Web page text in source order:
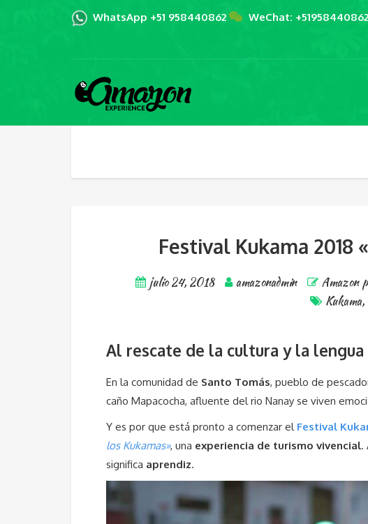
WhatsApp +51 958440862 WeChat: +51958440862
Festival Kukama 2018
julio 24, 2018 amazonadmin Amazon
Kukama,
Al rescate de la cultura y la lengua
En la comunidad de Santo Tomás, pueblo de
caño Mapacocha, afluente del rio Nanay se viven
Y es por que está pronto a comenzar el Festival
los Kukamas», una experiencia de turismo vivencial.
significa aprendiz.